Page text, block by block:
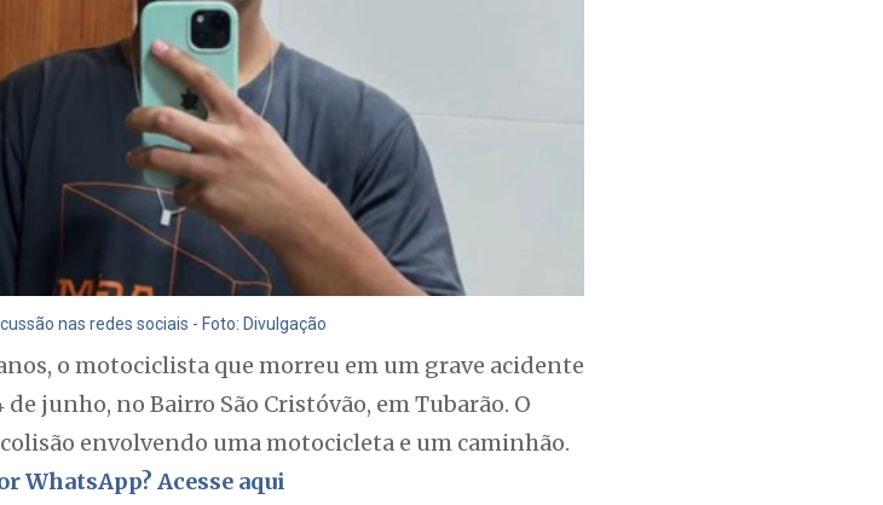
nas redes sociais - Foto: Divulgação
o motociclista que morreu em um grave acidente
junho, no Bairro São Cristóvão, em Tubarão. O
envolvendo uma motocicleta e um caminhão.
WhatsApp? Acesse aqui